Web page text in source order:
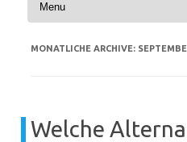
MONATLICHE ARCHIVE:
Welche